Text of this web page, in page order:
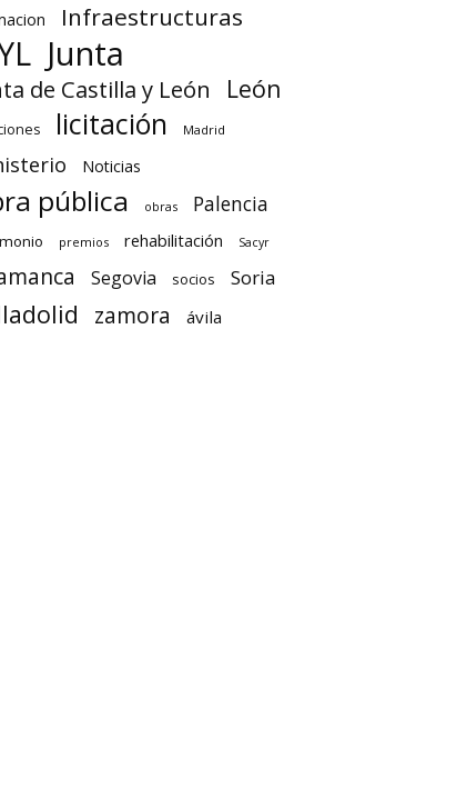
Infraestructuras
Junta
de Castilla y León León
licitación Madrid
Noticias
pública obras Palencia
premios rehabilitación Sacyr
Segovia socios Soria
zamora ávila